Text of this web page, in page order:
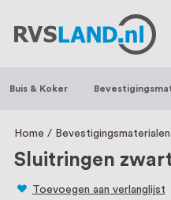
RVS Land is een
trapleuningen,
een eigen
staat persoonlijke
Buis & Koker
Home Bevestigingsmaterialen
Sluitringen zwart
Toevoegen aan verlanglijst